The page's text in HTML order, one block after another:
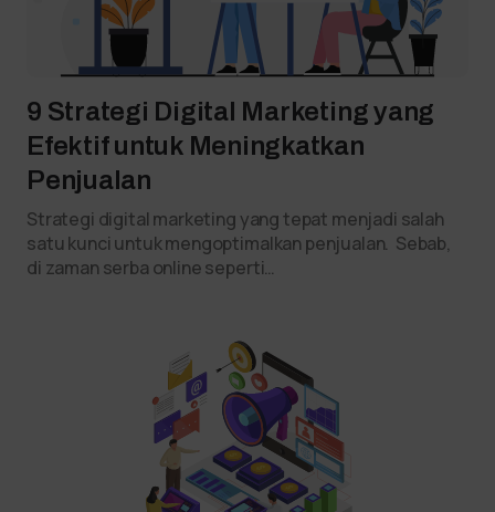
9 Strategi Digital Marketing yang
Efektif untuk Meningkatkan
Penjualan
Strategi digital marketing yang tepat menjadi salah
satu kunci untuk mengoptimalkan penjualan. Sebab,
di zaman serba online seperti…